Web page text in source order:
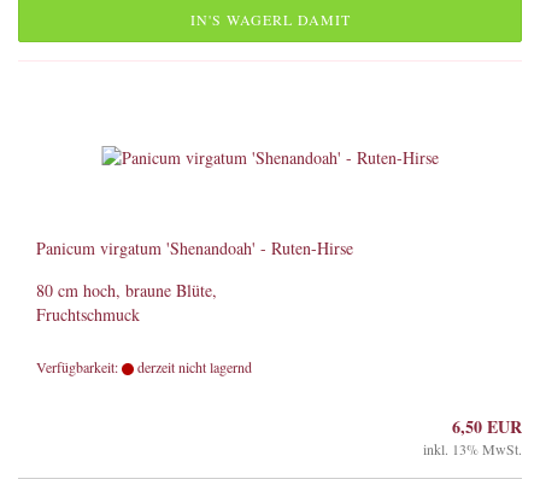
IN'S WAGERL DAMIT
Panicum virgatum 'Shenandoah' - Ruten-Hirse
80 cm hoch, braune Blüte,
Fruchtschmuck
Verfügbarkeit: derzeit nicht lagernd
6,50 EUR
inkl. 13% MwSt.